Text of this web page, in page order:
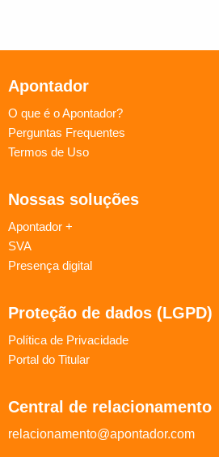
Apontador
O que é o Apontador?
Perguntas Frequentes
Termos de Uso
Nossas soluções
Apontador +
SVA
Presença digital
Proteção de dados (LGPD)
Política de Privacidade
Portal do Titular
Central de relacionamento
relacionamento@apontador.com